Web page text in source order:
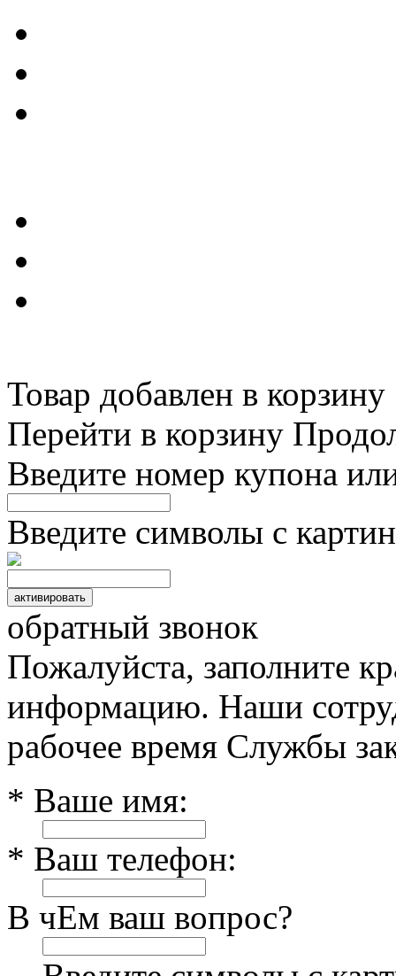
Товар добавлен в корзину
Перейти в корзину
Введите номер купона
Введите символы с
обратный звонок
Пожалуйста, заполните
информацию. Наши
рабочее время Службы
* Ваше имя:
* Ваш телефон:
В чЕм ваш вопрос?